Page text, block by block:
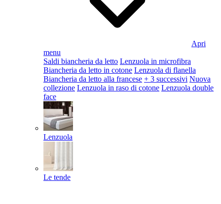
Apri
menu
Saldi biancheria da letto Lenzuola in microfibra
Biancheria da letto in cotone Lenzuola di flanella
Biancheria da letto alla francese + 3 successivi Nuova
collezione Lenzuola in raso di cotone Lenzuola double
face
Lenzuola
Le tende